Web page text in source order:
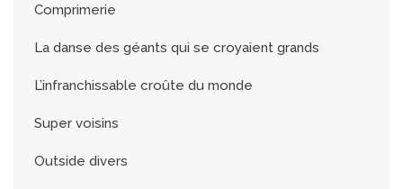
Comprimerie
La danse des géants qui se croyaient grands
L’infranchissable croûte du monde
Super voisins
Outside divers